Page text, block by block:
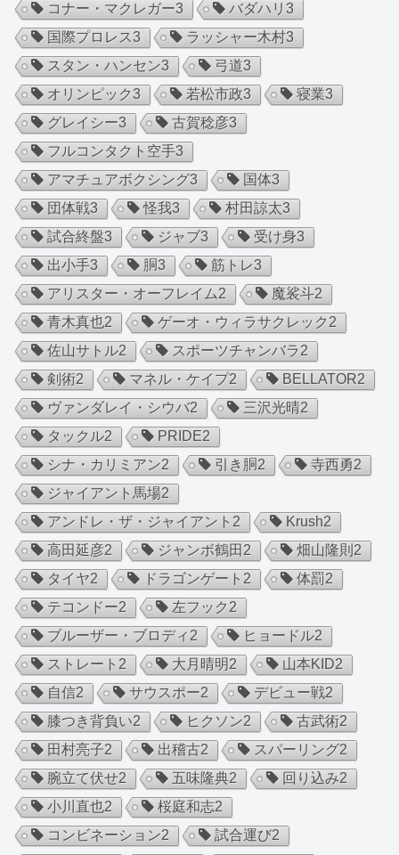
コナー・マクレガー3 バダハリ 3
国際プロレス3 ラッシャー木村3
スタン・ハンセン3 弓道3
オリンピック3 若松市政3 寝業3
グレイシー3 古賀稔彦3
フルコンタクト空手3
アマチュアボクシング3 国体3
団体戦3 怪我3 村田諒太3
試合終盤3 ジャブ3 受け身3
出小手3 胴3 筋トレ3
アリスター・オーフレイム2 魔裟斗2
青木真也2 ゲーオ・ウィラサクレック2
佐山サトル2 スポーツチャンバラ2
剣術2 マネル・ケイプ2 BELLATOR2
ヴァンダレイ・シウバ2 三沢光晴2
タックル2 PRIDE2
シナ・カリミアン2 引き胴2 寺西勇2
ジャイアント馬場2
アンドレ・ザ・ジャイアント 2 Krush2
高田延彦2 ジャンボ鶴田2 畑山隆則 2
タイヤ2 ドラゴンゲート 2 体罰2
テコンドー2 左フック2
ブルーザー・ブロディ2 ヒョードル2
ストレート 2 大月晴明2 山本KID2
自信2 サウスポー2 デビュー戦2
膝つき背負い2 ヒクソン2 古武術2
田村亮子2 出稽古2 スパーリング2
腕立て伏せ2 五味隆典2 回り込み2
小川直也2 桜庭和志2
コンビネーション2 試合運び2